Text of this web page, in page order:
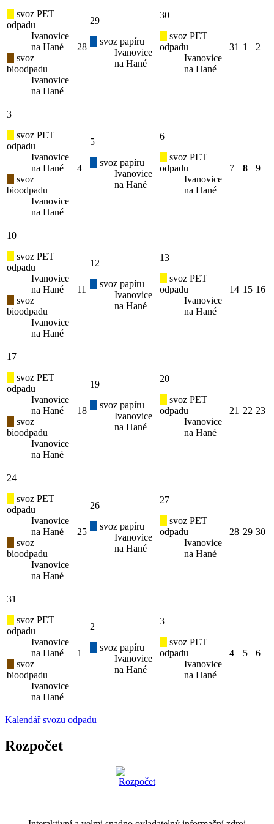
svoz PET
odpadu
Ivanovice
na Hané
svoz
bioodpadu
Ivanovice
na Hané
28
29
svoz papíru
Ivanovice
na Hané
30
svoz PET
odpadu
Ivanovice
na Hané
31 1 2
3
svoz PET
odpadu
Ivanovice
na Hané
svoz
bioodpadu
Ivanovice
na Hané
4
5
svoz papíru
Ivanovice
na Hané
6
svoz PET
odpadu
Ivanovice
na Hané
7 8 9
10
svoz PET
odpadu
Ivanovice
na Hané
svoz
bioodpadu
Ivanovice
na Hané
11
12
svoz papíru
Ivanovice
na Hané
13
svoz PET
odpadu
Ivanovice
na Hané
14 15 16
17
svoz PET
odpadu
Ivanovice
na Hané
svoz
bioodpadu
Ivanovice
na Hané
18
19
svoz papíru
Ivanovice
na Hané
20
svoz PET
odpadu
Ivanovice
na Hané
21 22 23
24
svoz PET
odpadu
Ivanovice
na Hané
svoz
bioodpadu
Ivanovice
na Hané
25
26
svoz papíru
Ivanovice
na Hané
27
svoz PET
odpadu
Ivanovice
na Hané
28 29 30
31
svoz PET
odpadu
Ivanovice
na Hané
svoz
bioodpadu
Ivanovice
na Hané
1
2
svoz papíru
Ivanovice
na Hané
3
svoz PET
odpadu
Ivanovice
na Hané
4 5 6
Kalendář svozu odpadu
Rozpočet